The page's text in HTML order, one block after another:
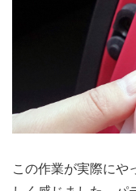
この作業が実際にや